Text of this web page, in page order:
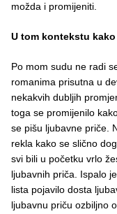
možda i promijeniti.
U tom kontekstu
Po mom sudu ne radi
romanima prisutna u
nekakvih dubljih
toga se promijenilo
se pišu ljubavne priče.
rekla kako se slično
svi bili u početku vrlo
ljubavnih priča. Ispalo
lista pojavilo dosta
ljubavnu priču ozbiljno